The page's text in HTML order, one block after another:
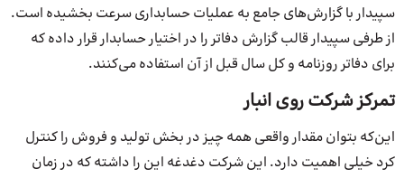
سپیدار با گزارش‌های جامع به عملیات حسابداری سرعت بخشیده است.
از طرفی سپیدار قالب گزارش دفاتر را در اختیار حسابدار قرار داده که
برای دفاتر روزنامه و کل سال قبل از آن استفاده می‌کنند.
تمرکز شرکت روی انبار
این‌که بتوان مقدار واقعی همه چیز در بخش تولید و فروش را کنترل
کرد خیلی اهمیت دارد. این شرکت دغدغه این را داشته که در زمان